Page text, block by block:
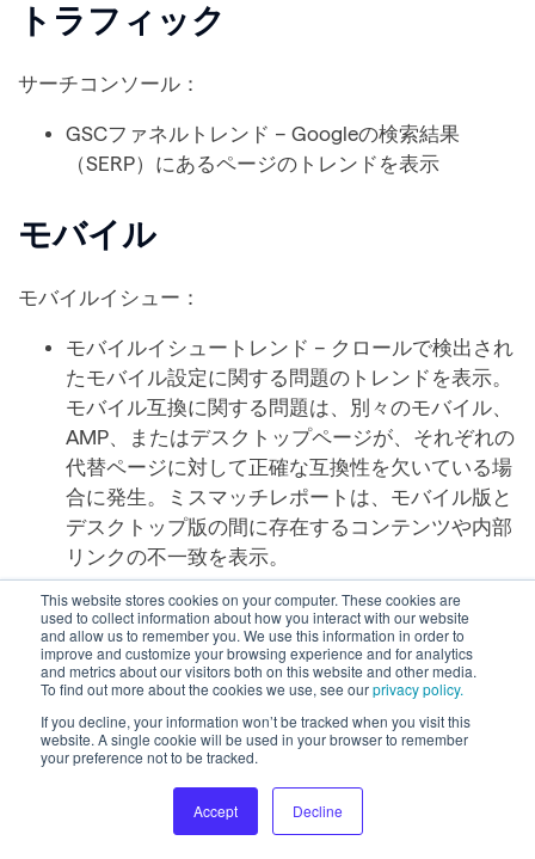
This website stores cookies on your computer. These cookies are
used to collect information about how you interact with our website
and allow us to remember you. We use this information in order to
improve and customize your browsing experience and for analytics
and metrics about our visitors both on this website and other media.
To find out more about the cookies we use, see ourprivacy policy.
If you decline, your information won’t be tracked when you visit this
website. A single cookie will be used in your browser to remember
your preference not to be tracked.
Accept Decline
トラフィック
サーチコンソール：
GSCファネルトレンド – Googleの検索結果
（SERP）にあるページのトレンドを表示
モバイル
モバイルイシュー：
モバイルイシュートレンド – クロールで検出され
たモバイル設定に関する問題のトレンドを表示。
モバイル互換に関する問題は、別々のモバイル、
AMP、またはデスクトップページが、それぞれの
代替ページに対して正確な互換性を欠いている場
合に発生。ミスマッチレポートは、モバイル版と
デスクトップ版の間に存在するコンテンツや内部
リンクの不一致を表示。
カテゴライズ：
モバイル設定トレンド – 各ページに設定されてい
るモバイル設定のトレンドを表示。レスポンシブ
で動的に機能するページにはデスクトップとモバ
イルの設定がそれぞれ適切に行われているか、ま
ログファイル